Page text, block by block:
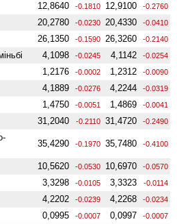
12,8640 -0.1810 12,9100 -0.2760
20,2780 -0.0230 20,4330 -0.0410
26,1350 -0.1590 26,3260 -0.2140
4,1098 -0.0245 4,1142 -0.0254
1,2176 -0.0002 1,2312 -0.0090
4,1889 -0.0276 4,2244 -0.0319
1,4750 -0.0051 1,4869 -0.0041
31,2040 -0.2110 31,4720 -0.2490
35,4290 -0.1970 35,7480 -0.4100
10,5620 -0.0530 10,6970 -0.0570
3,3298 -0.0105 3,3323 -0.0114
4,2202 -0.0239 4,2268 -0.0234
0,0995 -0.0007 0,0997 -0.0007